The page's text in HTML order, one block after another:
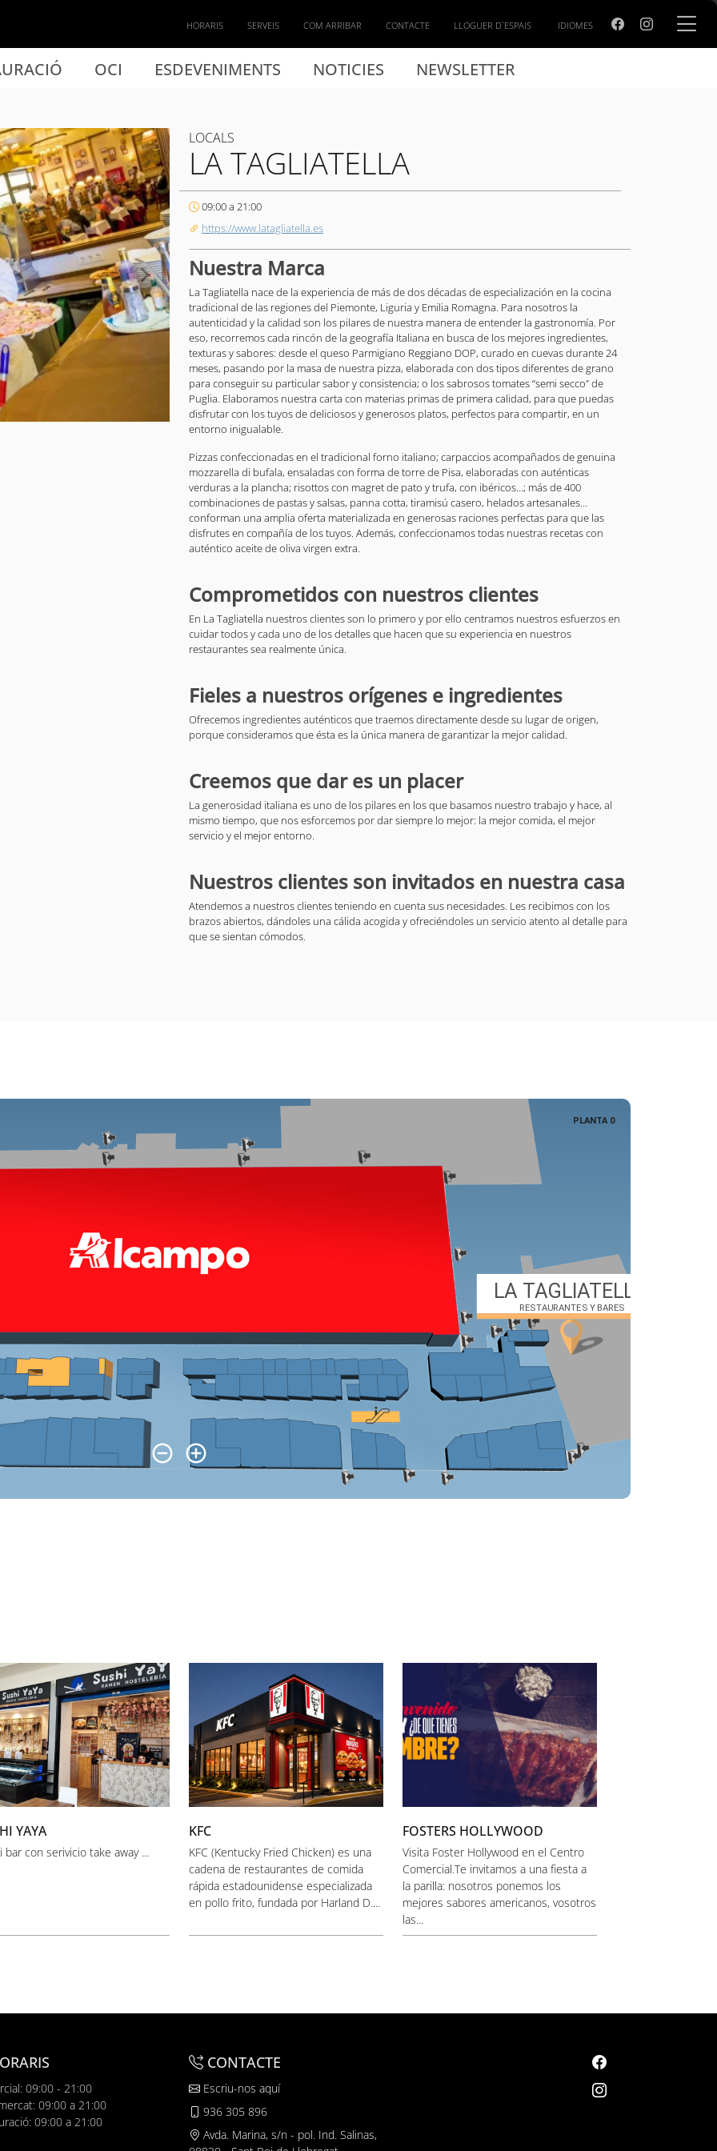
OCI ESDEVENIMENTS NOTICIES NEWSLETTER
HORARIS SERVEIS COM ARRIBAR CONTACTE LLOGUER D`ESPAIS IDIOMES
LOCALS
LA TAGLIATELLA
09:00 a 21:00
https://www.latagliatella.es
Nuestra Marca
La Tagliatella nace de la experiencia de más de dos décadas de especialización en la cocina
tradicional de las regiones del Piemonte, Liguria y Emilia Romagna. Para nosotros la
autenticidad y la calidad son los pilares de nuestra manera de entender la gastronomía. Por
eso, recorremos cada rincón de la geografía Italiana en busca de los mejores ingredientes,
texturas y sabores: desde el queso Parmigiano Reggiano DOP, curado en cuevas durante 24
meses, pasando por la masa de nuestra pizza, elaborada con dos tipos diferentes de grano
para conseguir su particular sabor y consistencia; o los sabrosos tomates “semi secco” de
Puglia. Elaboramos nuestra carta con materias primas de primera calidad, para que puedas
disfrutar con los tuyos de deliciosos y generosos platos, perfectos para compartir, en un
entorno inigualable.
Pizzas confeccionadas en el tradicional forno italiano; carpaccios acompañados de genuina
mozzarella di bufala, ensaladas con forma de torre de Pisa, elaboradas con auténticas
verduras a la plancha; risottos con magret de pato y trufa, con ibéricos…; más de 400
combinaciones de pastas y salsas, panna cotta, tiramisú casero, helados artesanales…
conforman una amplia oferta materializada en generosas raciones perfectas para que las
disfrutes en compañía de los tuyos. Además, confeccionamos todas nuestras recetas con
auténtico aceite de oliva virgen extra.
Comprometidos con nuestros clientes
En La Tagliatella nuestros clientes son lo primero y por ello centramos nuestros esfuerzos en
cuidar todos y cada uno de los detalles que hacen que su experiencia en nuestros
restaurantes sea realmente única.
Fieles a nuestros orígenes e ingredientes
Ofrecemos ingredientes auténticos que traemos directamente desde su lugar de origen,
porque consideramos que ésta es la única manera de garantizar la mejor calidad.
Creemos que dar es un placer
La generosidad italiana es uno de los pilares en los que basamos nuestro trabajo y hace, al
mismo tiempo, que nos esforcemos por dar siempre lo mejor: la mejor comida, el mejor
servicio y el mejor entorno.
Nuestros clientes son invitados en nuestra casa
Atendemos a nuestros clientes teniendo en cuenta sus necesidades. Les recibimos con los
brazos abiertos, dándoles una cálida acogida y ofreciéndoles un servicio atento al detalle para
que se sientan cómodos.
YAYA
bar con serivicio take away ...
KFC
KFC (Kentucky Fried Chicken) es una
cadena de restaurantes de comida
rápida estadounidense especializada
en pollo frito, fundada por Harland D....
FOSTERS HOLLYWOOD
Visita Foster Hollywood en el Centro
Comercial.Te invitamos a una fiesta a
la parilla: nosotros ponemos los
mejores sabores americanos, vosotros
las...
09:00 - 21:00
09:00 a 21:00
09:00 a 21:00
CONTACTE
Escriu-nos aquí
936 305 896
Avda. Marina, s/n - pol. Ind. Salinas,